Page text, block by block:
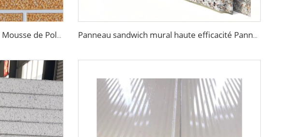
Revêtement Mural décoratif en Mousse de Polyuréthane Imitation Brique Ignifuge Panneaux Sandwich Métalliques Isolants sans Joints Panneau sandwich mural haute efficacité Panneau de bardage métallique extérieur décoratif Panneau de façade extérieure